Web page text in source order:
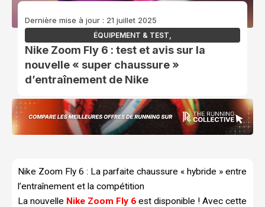
Dernière mise à jour : 21 juillet 2025
ÉQUIPEMENT & TEST
Nike Zoom Fly 6 : test et avis sur la
nouvelle « super chaussure »
d’entraînement de Nike
Nike Zoom Fly 6 : La parfaite chaussure « hybride » entre
l’entraînement et la compétition
La nouvelle Nike Zoom Fly 6 est disponible ! Avec cette